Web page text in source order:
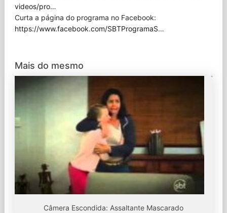
videos/pro…
Curta a página do programa no Facebook:
https://www.facebook.com/SBTProgramaS…
Mais do mesmo
Câmera Escondida: Assaltante Mascarado